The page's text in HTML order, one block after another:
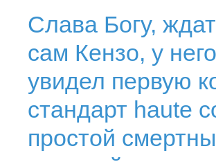
Слава Богу,
сам Кензо, у
увидел первую
стандарт haute
простой